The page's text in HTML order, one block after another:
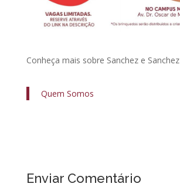
Conheça mais sobre Sanchez e Sanchez
Quem Somos
Enviar Comentário